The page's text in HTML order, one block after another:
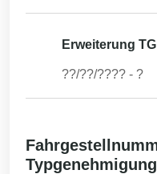
Erweiterung
??/??/???? - ?